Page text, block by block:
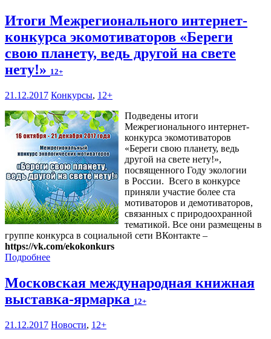
Итоги Межрегионального интернет-
конкурса экомотиваторов «Береги
свою планету, ведь другой на свете
нету!» 12+
21.12.2017 Конкурсы, 12+
Подведены итоги
Межрегионального интернет-
конкурса экомотиваторов
«Береги свою планету, ведь
другой на свете нету!»,
посвященного Году экологии
в России. Всего в конкурсе
приняли участие более ста
мотиваторов и демотиваторов,
связанных с природоохранной
тематикой. Все они размещены в
группе конкурса в социальной сети ВКонтакте –
https://vk.com/ekokonkurs
Подробнее
Московская международная книжная
выставка-ярмарка 12+
21.12.2017 Новости, 12+